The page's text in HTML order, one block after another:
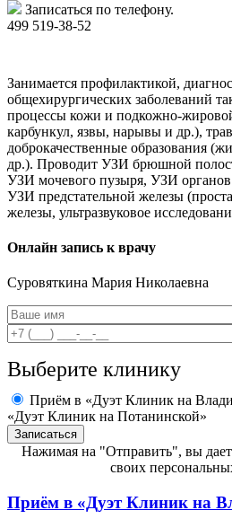
Записаться по телефону.
499 519-38-52
Занимается профилактикой,
общехирургических заболеваний
процессы кожи и подкожно-
карбункул, язвы, нарывы и др.),
доброкачественные образования
др.). Проводит УЗИ брюшной
УЗИ мочевого пузыря, УЗИ
УЗИ предстательной железы
железы, ультразвуковое
Онлайн запись к врачу
Суровяткина Мария Николаевна
Выберите клинику
Приём в «Дуэт Клиник на
«Дуэт Клиник на Потанинской»
Нажимая на "Отправить", вы
своих
Приём в «Дуэт Клиник на